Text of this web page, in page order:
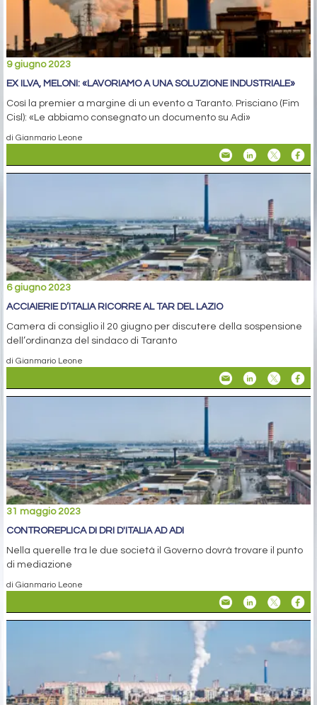
9 giugno 2023
EX ILVA, MELONI: «LAVORIAMO A UNA SOLUZIONE INDUSTRIALE»
Così la premier a margine di un evento a Taranto. Prisciano (Fim
Cisl): «Le abbiamo consegnato un documento su Adi»
di Gianmario Leone
6 giugno 2023
ACCIAIERIE D’ITALIA RICORRE AL TAR DEL LAZIO
Camera di consiglio il 20 giugno per discutere della sospensione
dell’ordinanza del sindaco di Taranto
di Gianmario Leone
31 maggio 2023
CONTROREPLICA DI DRI D'ITALIA AD ADI
Nella querelle tra le due società il Governo dovrà trovare il punto
di mediazione
di Gianmario Leone